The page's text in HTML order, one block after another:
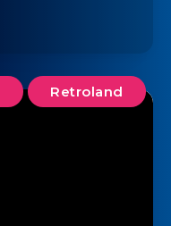
Retroland